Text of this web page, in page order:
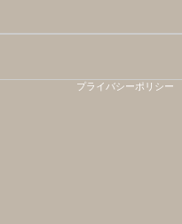
プライバシーポリシー